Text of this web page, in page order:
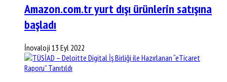
Amazon.com.tr yurt dışı ürünlerin satışına
başladı
İnovaloji 13 Eyl 2022